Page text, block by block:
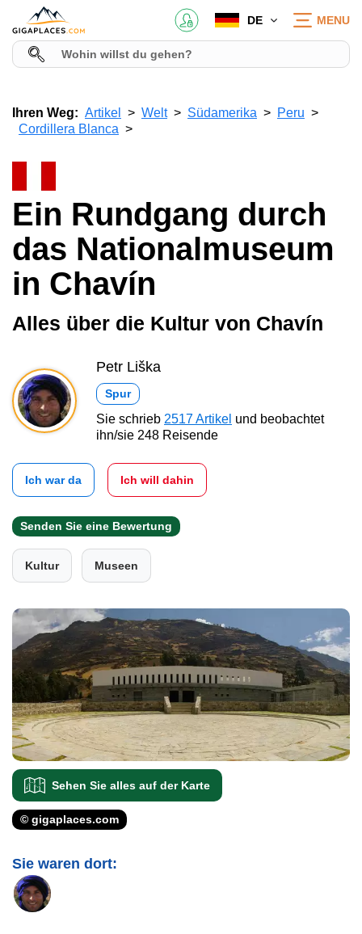
DE MENU
Ihren Weg: Artikel Welt Südamerika
Peru
Cordillera Blanca
Ein Rundgang durch
das Nationalmuseum
in Chavín
Alles über die Kultur von Chavín
Petr Liška
Spur
Sie schrieb 2517 Artikel und beobachtet
ihn/sie 248 Reisende
Ich war da Ich will dahin
Senden Sie eine Bewertung
Kultur Museen
Sehen Sie alles auf der Karte
© gigaplaces.com
Sie waren dort: